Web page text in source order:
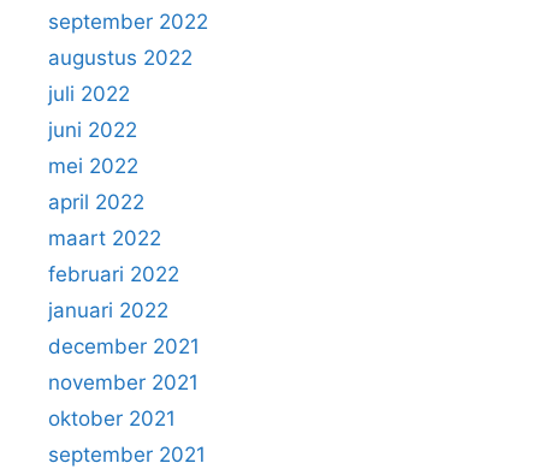
september 2022
augustus 2022
juli 2022
juni 2022
mei 2022
april 2022
maart 2022
februari 2022
januari 2022
december 2021
november 2021
oktober 2021
september 2021